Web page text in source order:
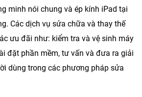
minh nói chung và ép kính iPad tại
Các dịch vụ sửa chữa và thay thế
ưu đãi như: kiểm tra và vệ sinh máy
đặt phần mềm, tư vấn và đưa ra giải
dùng trong các phương pháp sửa